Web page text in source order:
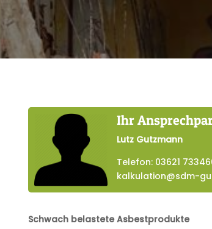
Ihr
Lutz Gutzmann
Telefon: 03621
kalkulation@sdm-
Schwach belastete Asbestprodukte